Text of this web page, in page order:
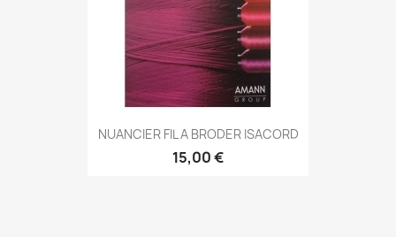
NUANCIER FIL A BRODER ISACORD
15,00 €